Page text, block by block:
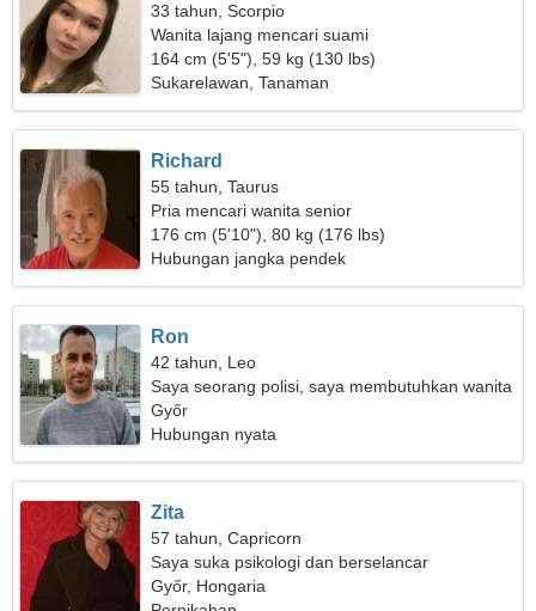
33 tahun, Scorpio
Wanita lajang mencari suami
164 cm (5'5"), 59 kg (130 lbs)
Sukarelawan, Tanaman
Richard
55 tahun, Taurus
Pria mencari wanita senior
176 cm (5'10"), 80 kg (176 lbs)
Hubungan jangka pendek
Ron
42 tahun, Leo
Saya seorang polisi, saya membutuhkan wanita
yang luar biasa
Győr
Hubungan nyata
Zita
57 tahun, Capricorn
Saya suka psikologi dan berselancar
Győr, Hongaria